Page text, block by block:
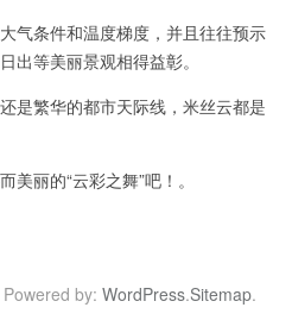
条件和温度梯度，并且往往预示
出等美丽景观相得益彰。
繁华的都市天际线，米丝云都是
丽的“云彩之舞”吧！。
Powered by: WordPress.Sitemap.